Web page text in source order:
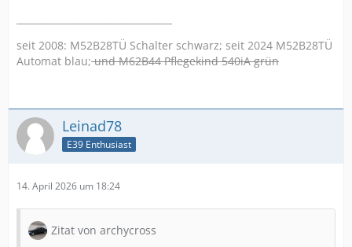
seit 2008: M52B28TÜ Schalter schwarz; seit 2024 M52B28TÜ
Automat blau;und M62B44 Pflegekind 540iA grün
Leinad78
E39 Enthusiast
14. April 2026 um 18:24
Zitat von archycross